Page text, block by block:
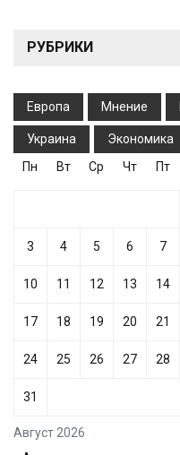
РУБРИКИ
Европа Мнение
Украина Экономика
Август 2026
Пн Вт Ср Чт Пт
3 4 5 6 7
10 11 12 13 14
17 18 19 20 21
24 25 26 27 28
31